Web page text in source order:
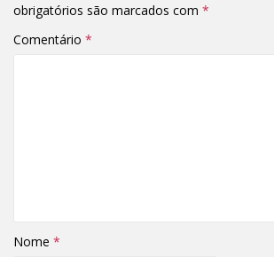
obrigatórios são marcados com *
Comentário *
Nome *